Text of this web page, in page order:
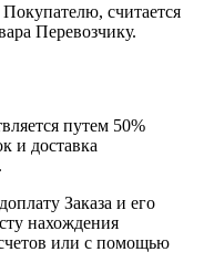
Покупателю, считается
Перевозчику.
путем 50%
и доставка
Заказа и его
нахождения
или с помощью